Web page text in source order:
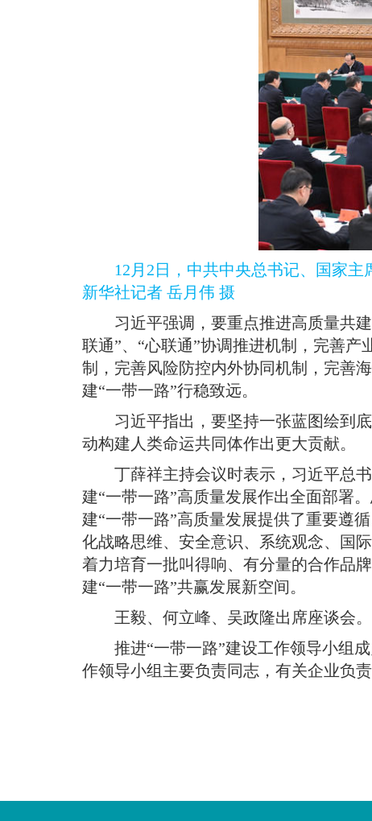
12月2日，中共中央总书记、国家
新华社记者 岳月伟 摄
习近平强调，要重点推进高质量共
联通”、“心联通”协调推进机制，完善
制，完善风险防控内外协同机制，完善
建“一带一路”行稳致远。
习近平指出，要坚持一张蓝图绘到
动构建人类命运共同体作出更大贡献。
丁薛祥主持会议时表示，习近平总
建“一带一路”高质量发展作出全面部署。
建“一带一路”高质量发展提供了重要遵
化战略思维、安全意识、系统观念、国
着力培育一批叫得响、有分量的合作品
建“一带一路”共赢发展新空间。
王毅、何立峰、吴政隆出席座谈会。
推进“一带一路”建设工作领导小组
作领导小组主要负责同志，有关企业负